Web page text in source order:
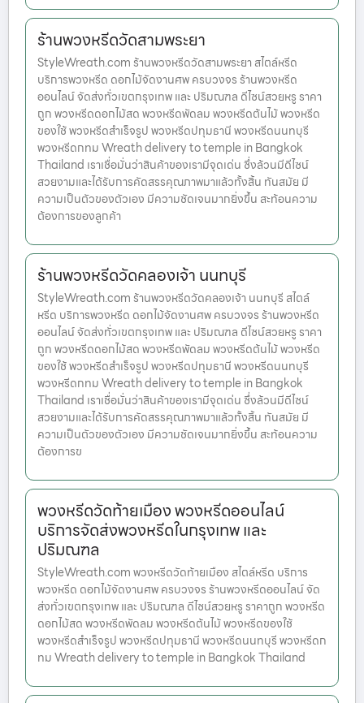
ร้านพวงหรีดวัดสามพระยา
StyleWreath.com ร้านพวงหรีดวัดสามพระยา สไตล์หรีด
บริการพวงหรีด ดอกไม้จัดงานศพ ครบวงจร ร้านพวงหรีด
ออนไลน์ จัดส่งทั่วเขตกรุงเทพ และ ปริมณฑล ดีไซน์สวยหรู ราคา
ถูก พวงหรีดดอกไม้สด พวงหรีดพัดลม พวงหรีดต้นไม้ พวงหรีด
ของใช้ พวงหรีดสำเร็จรูป พวงหรีดปทุมธานี พวงหรีดนนทบุรี
พวงหรีดกทม Wreath delivery to temple in Bangkok
Thailand เราเชื่อมั่นว่าสินค้าของเรามีจุดเด่น ซึ่งล้วนมีดีไซน์
สวยงามและได้รับการคัดสรรคุณภาพมาแล้วทั้งสิ้น ทันสมัย มี
ความเป็นตัวของตัวเอง มีความชัดเจนมากยิ่งขึ้น สะท้อนความ
ต้องการของลูกค้า
ร้านพวงหรีดวัดคลองเจ้า นนทบุรี
StyleWreath.com ร้านพวงหรีดวัดคลองเจ้า นนทบุรี สไตล์
หรีด บริการพวงหรีด ดอกไม้จัดงานศพ ครบวงจร ร้านพวงหรีด
ออนไลน์ จัดส่งทั่วเขตกรุงเทพ และ ปริมณฑล ดีไซน์สวยหรู ราคา
ถูก พวงหรีดดอกไม้สด พวงหรีดพัดลม พวงหรีดต้นไม้ พวงหรีด
ของใช้ พวงหรีดสำเร็จรูป พวงหรีดปทุมธานี พวงหรีดนนทบุรี
พวงหรีดกทม Wreath delivery to temple in Bangkok
Thailand เราเชื่อมั่นว่าสินค้าของเรามีจุดเด่น ซึ่งล้วนมีดีไซน์
สวยงามและได้รับการคัดสรรคุณภาพมาแล้วทั้งสิ้น ทันสมัย มี
ความเป็นตัวของตัวเอง มีความชัดเจนมากยิ่งขึ้น สะท้อนความ
ต้องการข
พวงหรีดวัดท้ายเมือง พวงหรีดออนไลน์
บริการจัดส่งพวงหรีดในกรุงเทพ และ
ปริมณฑล
StyleWreath.com พวงหรีดวัดท้ายเมือง สไตล์หรีด บริการ
พวงหรีด ดอกไม้จัดงานศพ ครบวงจร ร้านพวงหรีดออนไลน์ จัด
ส่งทั่วเขตกรุงเทพ และ ปริมณฑล ดีไซน์สวยหรู ราคาถูก พวงหรีด
ดอกไม้สด พวงหรีดพัดลม พวงหรีดต้นไม้ พวงหรีดของใช้
พวงหรีดสำเร็จรูป พวงหรีดปทุมธานี พวงหรีดนนทบุรี พวงหรีดก
ทม Wreath delivery to temple in Bangkok Thailand